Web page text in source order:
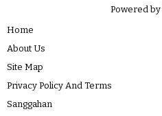
Powered by
Home
About Us
Site Map
Privacy Policy And Terms
Sanggahan